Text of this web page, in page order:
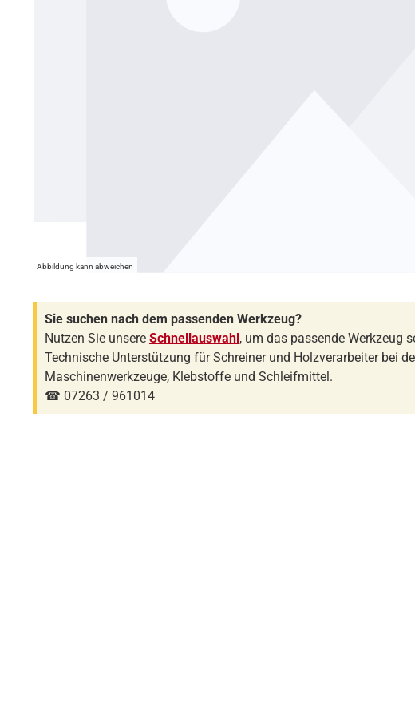
Abbildung kann abweichen
Sie suchen nach dem passenden Werkzeug?
Nutzen Sie unsere Schnellauswahl, um das passende Werkzeug
Technische Unterstützung für Schreiner und Holzverarbeiter bei
Maschinenwerkzeuge, Klebstoffe und Schleifmittel.
☎ 07263 / 961014